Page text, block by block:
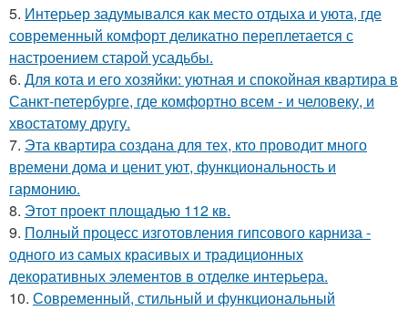
5. Интерьер задумывался как место отдыха и уюта, где
современный комфорт деликатно переплетается с
настроением старой усадьбы.
6. Для кота и его хозяйки: уютная и спокойная квартира в
Санкт-петербурге, где комфортно всем - и человеку, и
хвостатому другу.
7. Эта квартира создана для тех, кто проводит много
времени дома и ценит уют, функциональность и
гармонию.
8. Этот проект площадью 112 кв.
9. Полный процесс изготовления гипсового карниза -
одного из самых красивых и традиционных
декоративных элементов в отделке интерьера.
10. Современный, стильный и функциональный